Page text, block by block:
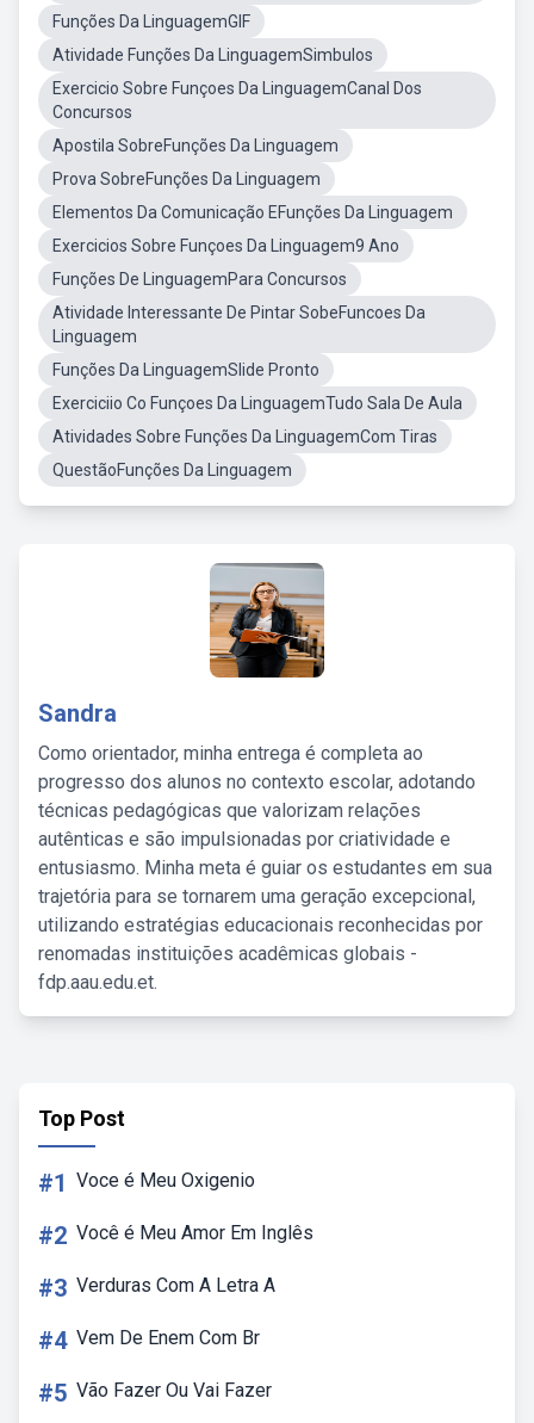
Funções Da LinguagemGIF
Atividade Funções Da LinguagemSimbulos
Exercicio Sobre Funçoes Da LinguagemCanal Dos
Concursos
Apostila SobreFunções Da Linguagem
Prova SobreFunções Da Linguagem
Elementos Da Comunicação EFunções Da Linguagem
Exercicios Sobre Funçoes Da Linguagem9 Ano
Funções De LinguagemPara Concursos
Atividade Interessante De Pintar SobeFuncoes Da
Linguagem
Funções Da LinguagemSlide Pronto
Exerciciio Co Funçoes Da LinguagemTudo Sala De Aula
Atividades Sobre Funções Da LinguagemCom Tiras
QuestãoFunções Da Linguagem
Sandra
Como orientador, minha entrega é completa ao
progresso dos alunos no contexto escolar, adotando
técnicas pedagógicas que valorizam relações
autênticas e são impulsionadas por criatividade e
entusiasmo. Minha meta é guiar os estudantes em sua
trajetória para se tornarem uma geração excepcional,
utilizando estratégias educacionais reconhecidas por
renomadas instituições acadêmicas globais -
fdp.aau.edu.et.
Top Post
#1 Voce é Meu Oxigenio
#2 Você é Meu Amor Em Inglês
#3 Verduras Com A Letra A
#4 Vem De Enem Com Br
#5 Vão Fazer Ou Vai Fazer